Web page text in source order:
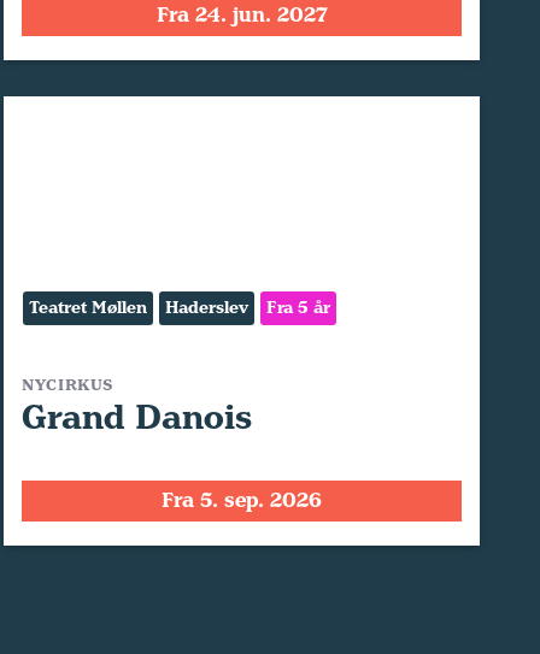
Fra 24. jun. 2027
Teatret Møllen Haderslev Fra 5 år
NYCIRKUS
Grand Danois
Fra 5. sep. 2026